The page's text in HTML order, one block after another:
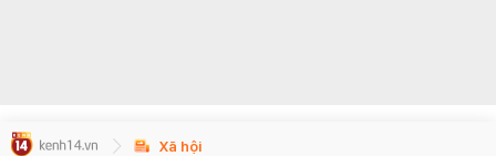
Xã hội